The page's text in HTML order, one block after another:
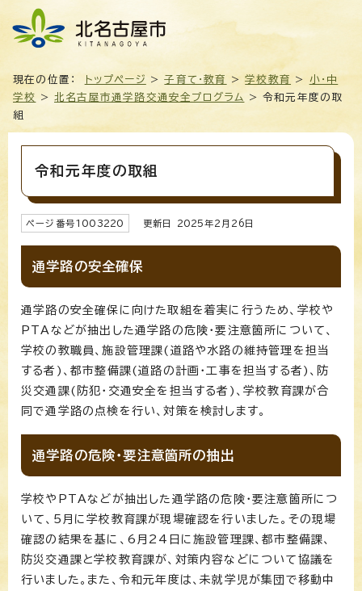
現在の位置： トップページ >子育て・教育 >学校教育 > 小・中
学校
>北名古屋市通学路交通安全プログラム
> 令和元年度の取
組
令和元年度の取組
ページ番号1003220 更新日 2025年2月 26 日
通学路の安全確保
通学路の安全確保に向けた取組を着実に行うため、学校や
PTAなどが抽出した通学路の危険・要注意箇所について、
学校の教職員、施設管理課(道路や水路の維持管理を担当
する者)、都市整備課(道路の計画・工事を担当する者)、防
災交通課(防犯・交通安全を担当する者)、学校教育課が合
同で通学路の点検を行い、対策を検討します。
通学路の危険・要注意箇所の抽出
学校やPTAなどが抽出した通学路の危険・要注意箇所につ
いて、5月に学校教育課が現場確認を行いました。その現場
確認の結果を基に、6月24日に施設管理課、都市整備課、
防災交通課と学校教育課が、対策内容などについて協議を
行いました。また、令和元年度は、未就学児が集団で移動中